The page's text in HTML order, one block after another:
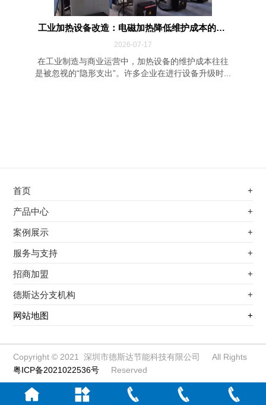
工业加热设备改造：电磁加热降低维护成本的四...
2026-07-17
在工业制造与商业运营中，加热设备的维护成本往往
是被忽视的“隐形支出”。许多企业在进行设备升级时...
首页 +
不锈钢专用电磁加热器
电磁蒸汽发生器
电磁加热棒配件
扩散泵电磁加热器
柜式电磁加热器
电磁锅炉配件
定制电磁加热线圈
产品中心 +
不锈钢专用电磁加热器
电磁蒸汽发生器
电磁加热棒配件
变频电磁采暖炉
柜式电磁加热器
电磁锅炉配件
案例展示 +
最新案例
其他应用
服务与支持 +
服务覆盖网络
服务流程
招商加盟 +
前景分析
加盟条件
加盟流程
德斯达分支机构 +
江信电子机构
网站地图 +
Copyright © 2021 深圳市德斯达节能科技有限公司 All Rights
Reserved
粤ICP备2021022536号